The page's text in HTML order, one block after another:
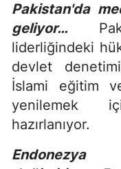
Pakistan'da
geliyor…
liderliğindeki
devlet
İslami eğitim
yenilemek
hazırlanıyor.